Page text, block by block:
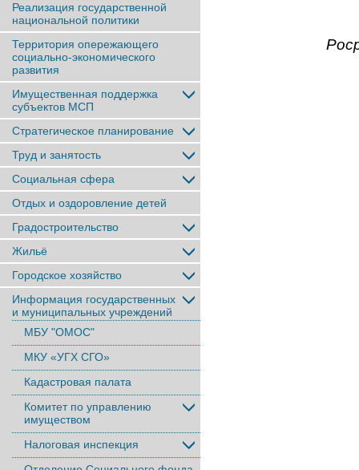
Реализация государственной
национальной политики
Территория опережающего
социально-экономического
развития
Имущественная поддержка
субъектов МСП
Стратегическое планирование
Труд и занятость
Социальная сфера
Отдых и оздоровление детей
Градостроительство
Жильё
Городское хозяйство
Информация государственных
и муниципальных учреждений
МБУ "ОМОС"
МКУ «УГХ СГО»
Кадастровая палата
Комитет по управлению
имуществом
Налоговая инспекция